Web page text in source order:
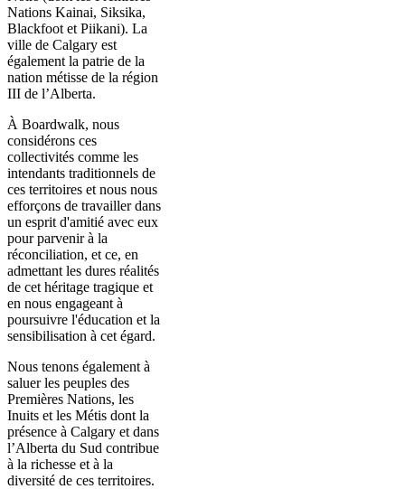
Nations Kainai, Siksika,
Blackfoot et Piikani). La
ville de Calgary est
également la patrie de la
nation métisse de la région
III de l’Alberta.
À Boardwalk, nous
considérons ces
collectivités comme les
intendants traditionnels de
ces territoires et nous nous
efforçons de travailler dans
un esprit d'amitié avec eux
pour parvenir à la
réconciliation, et ce, en
admettant les dures réalités
de cet héritage tragique et
en nous engageant à
poursuivre l'éducation et la
sensibilisation à cet égard.
Nous tenons également à
saluer les peuples des
Premières Nations, les
Inuits et les Métis dont la
présence à Calgary et dans
l’Alberta du Sud contribue
à la richesse et à la
diversité de ces territoires.